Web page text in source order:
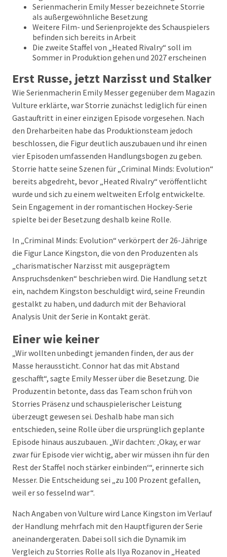
Serienmacherin Emily Messer bezeichnete Storrie
als außergewöhnliche Besetzung
Weitere Film- und Serienprojekte des Schauspielers
befinden sich bereits in Arbeit
Die zweite Staffel von „Heated Rivalry“ soll im
Sommer in Produktion gehen und 2027 erscheinen
Erst Russe, jetzt Narzisst und Stalker
Wie Serienmacherin Emily Messer gegenüber dem Magazin
Vulture erklärte, war Storrie zunächst lediglich für einen
Gastauftritt in einer einzigen Episode vorgesehen. Nach
den Dreharbeiten habe das Produktionsteam jedoch
beschlossen, die Figur deutlich auszubauen und ihr einen
vier Episoden umfassenden Handlungsbogen zu geben.
Storrie hatte seine Szenen für „Criminal Minds: Evolution“
bereits abgedreht, bevor „Heated Rivalry“ veröffentlicht
wurde und sich zu einem weltweiten Erfolg entwickelte.
Sein Engagement in der romantischen Hockey-Serie
spielte bei der Besetzung deshalb keine Rolle.
In „Criminal Minds: Evolution“ verkörpert der 26-Jährige
die Figur Lance Kingston, die von den Produzenten als
„charismatischer Narzisst mit ausgeprägtem
Anspruchsdenken“ beschrieben wird. Die Handlung setzt
ein, nachdem Kingston beschuldigt wird, seine Freundin
gestalkt zu haben, und dadurch mit der Behavioral
Analysis Unit der Serie in Kontakt gerät.
Einer wie keiner
„Wir wollten unbedingt jemanden finden, der aus der
Masse heraussticht. Connor hat das mit Abstand
geschafft“, sagte Emily Messer über die Besetzung. Die
Produzentin betonte, dass das Team schon früh von
Storries Präsenz und schauspielerischer Leistung
überzeugt gewesen sei. Deshalb habe man sich
entschieden, seine Rolle über die ursprünglich geplante
Episode hinaus auszubauen. „Wir dachten: ‚Okay, er war
zwar für Episode vier wichtig, aber wir müssen ihn für den
Rest der Staffel noch stärker einbinden‘“, erinnerte sich
Messer. Die Entscheidung sei „zu 100 Prozent gefallen,
weil er so fesselnd war“.
Nach Angaben von Vulture wird Lance Kingston im Verlauf
der Handlung mehrfach mit den Hauptfiguren der Serie
aneinandergeraten. Dabei soll sich die Dynamik im
Vergleich zu Storries Rolle als Ilya Rozanov in „Heated